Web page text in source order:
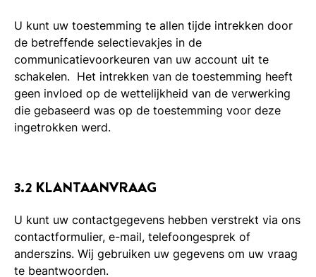
U kunt uw toestemming te allen tijde intrekken door
de betreffende selectievakjes in de
communicatievoorkeuren van uw account uit te
schakelen. Het intrekken van de toestemming heeft
geen invloed op de wettelijkheid van de verwerking
die gebaseerd was op de toestemming voor deze
ingetrokken werd.
3.2 KLANTAANVRAAG
U kunt uw contactgegevens hebben verstrekt via ons
contactformulier, e-mail, telefoongesprek of
anderszins. Wij gebruiken uw gegevens om uw vraag
te beantwoorden.